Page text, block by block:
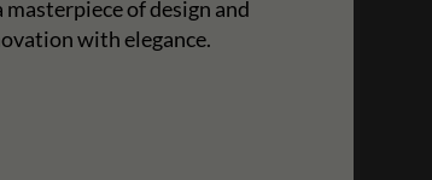
of design and
with elegance.